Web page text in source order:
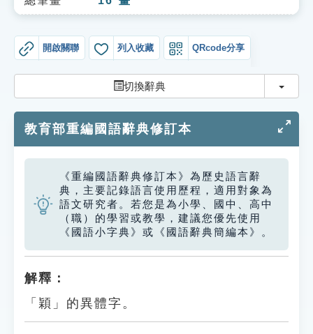
貓頭鷹博士
開啟關聯 列入收藏 QRcode分享
切換辭典 切換
教育部重編國語辭典修訂本
《重編國語辭典修訂本》為歷史語言辭
典，主要記錄語言使用歷程，適用對象為
語文研究者。若您是為小學、國中、高中
（職）的學習或教學，建議您優先使用
《國語小字典》或《國語辭典簡編本》。
解釋：
「穎」的異體字。